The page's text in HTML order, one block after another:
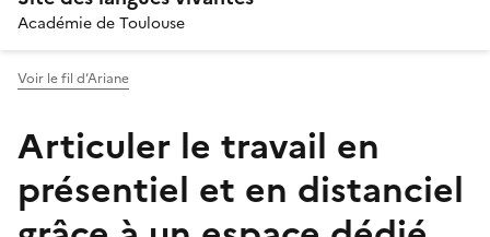
Académie de Toulouse
Voir le fil d’Ariane
Articuler le travail en
présentiel et en distanciel